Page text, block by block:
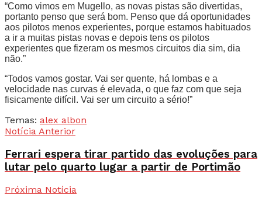
“Como vimos em Mugello, as novas pistas são divertidas,
portanto penso que será bom. Penso que dá oportunidades
aos pilotos menos experientes, porque estamos habituados
a ir a muitas pistas novas e depois tens os pilotos
experientes que fizeram os mesmos circuitos dia sim, dia
não.”
“Todos vamos gostar. Vai ser quente, há lombas e a
velocidade nas curvas é elevada, o que faz com que seja
fisicamente difícil. Vai ser um circuito a sério!”
Temas: alex albon
Notícia Anterior
Ferrari espera tirar partido das evoluções para
lutar pelo quarto lugar a partir de Portimão
Próxima Notícia